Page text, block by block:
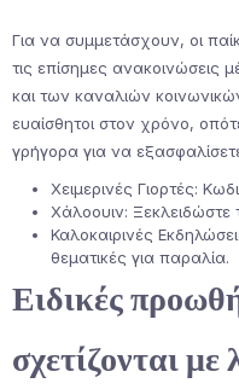
Για να συμμετάσχουν, οι
τις επίσημες ανακοινώσεις
και των καναλιών
ευαίσθητοι στον χρόνο,
γρήγορα για να
Χειμερινές Γιορτές:
Χάλοουιν: Ξεκλειδώστε
Καλοκαιρινές
θεματικές για παραλία.
Ειδικές
σχετίζονται